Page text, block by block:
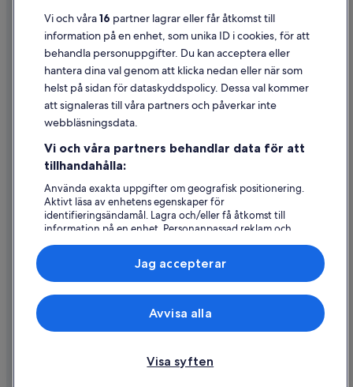
Användarvillkor
Juridisk information/Kontakta oss
Riktlinjer för innehåll och anmäla innehåll
Hjälp
Kontakta oss
Avboka eller ändra din bokning
Återbetalningsprocess och tidslinjer
Boka ett flyg med flygbolagskredit
Internationella resedokument
© 2026 Expedia, Inc., ett företag i Expedia Group. Med ensamrätt.
Expedia och Expedias logotyp är varumärken eller registrerade
Vi och våra16 partner lagrar eller får åtkomst till
information på en enhet, som unika ID i cookies, för att
behandla personuppgifter. Du kan acceptera eller
hantera dina val genom att klicka nedan eller när som
helst på sidan för dataskyddspolicy. Dessa val kommer
att signaleras till våra partners och påverkar inte
webbläsningsdata.
Vi och våra partners behandlar data för att
tillhandahålla:
Använda exakta uppgifter om geografisk positionering.
Aktivt läsa av enhetens egenskaper för
identifieringsändamål. Lagra och/eller få åtkomst till
information på en enhet. Personanpassad reklam och
innehåll, reklam- och innehållsmätning, forskning
Lista över partner (leverantörer)
Visa syften
Avvisa alla
Jag accepterar